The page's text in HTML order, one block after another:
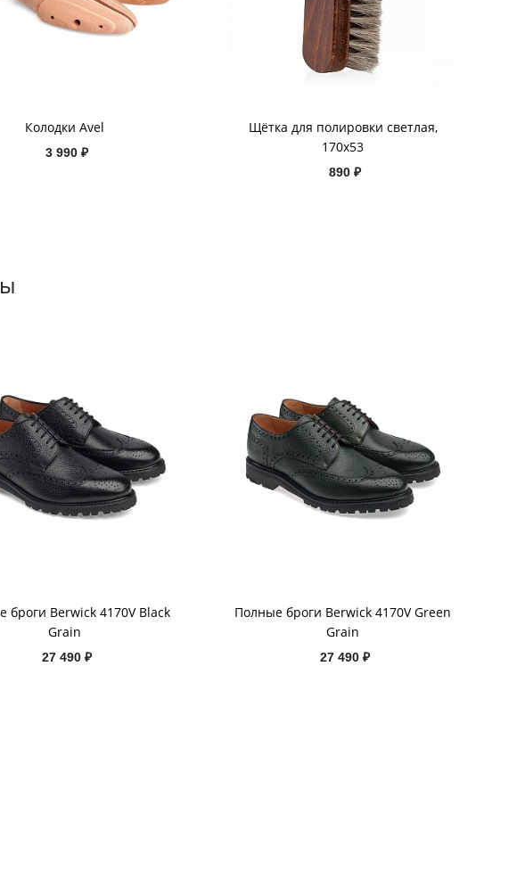
Колодки Avel
3 990 ₽
Щётка для полировки светлая,
170х53
890 ₽
броги Berwick 4170V Black
Grain
27 490 ₽
Полные броги Berwick 4170V Green
Grain
27 490 ₽